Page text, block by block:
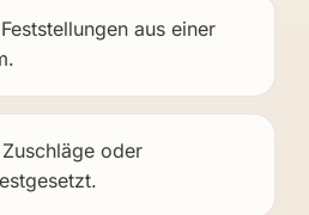
aus einer
oder